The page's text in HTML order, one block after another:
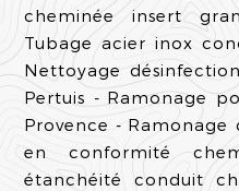
cheminée insert
Tubage acier inox
Nettoyage
Pertuis
Ramonage
Provence
Ramonage
en conformité
étanchéité conduit